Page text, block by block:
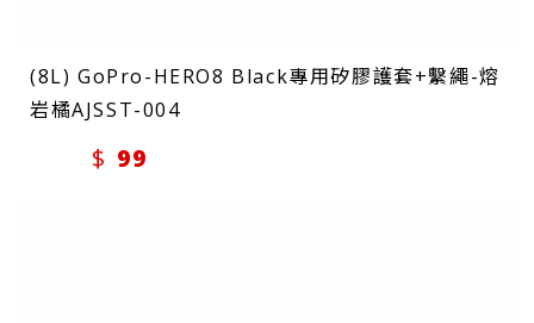
(8L) GoPro-HERO8 Black專用矽膠護套+繫繩-熔
岩橘AJSST-004
99